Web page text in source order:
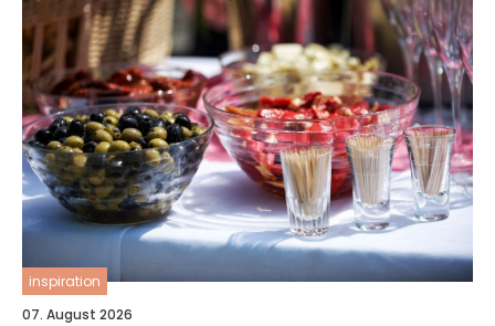
inspiration
07. August 2026